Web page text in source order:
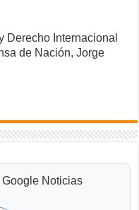
Derecho Internacional
de Nación, Jorge
Google Noticias